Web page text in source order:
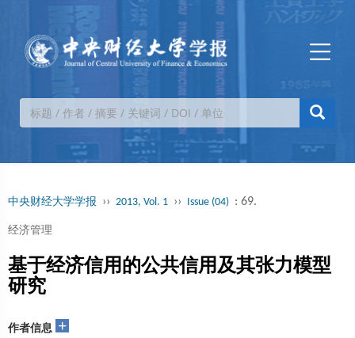
中央财经大学学报 ›› 2013, Vol. 1 ›› Issue (04) : 69.
经济管理
基于经济信用的公共信用及其张力模型
研究
作者信息 +